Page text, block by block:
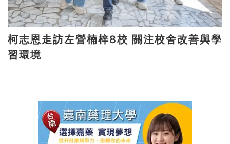
柯志恩走訪左營楠梓8校 關注校舍改善與學
習環境